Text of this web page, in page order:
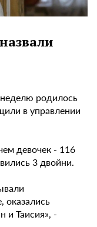
родилось
в управлении
девочек - 116
3 двойни.
и Таисия», -